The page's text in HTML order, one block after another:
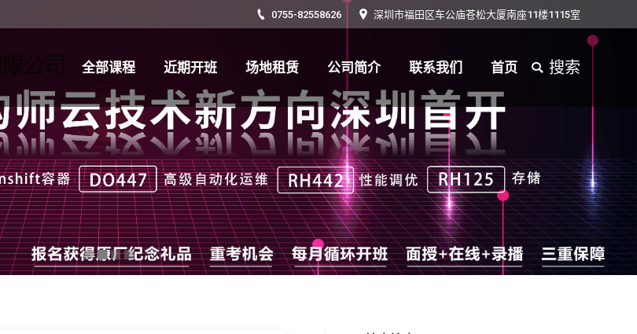
0755-82558626 深圳市福田区车公庙苍松大厦南座11楼1115室
全部课程 近期开班 场地租赁 公司简介 联系我们 首页 Search:
搜索